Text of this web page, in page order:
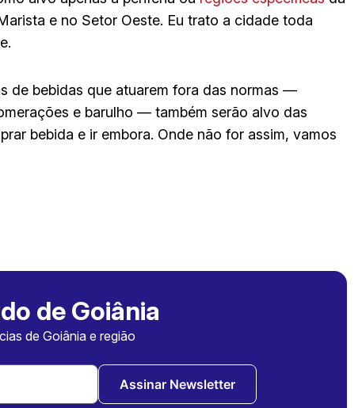
e no Setor Oeste. Eu trato a cidade toda
de bebidas que atuarem fora das normas —
e barulho — também serão alvo das
bebida e ir embora. Onde não for assim, vamos
de Goiânia
de Goiânia e região
Assinar Newsletter